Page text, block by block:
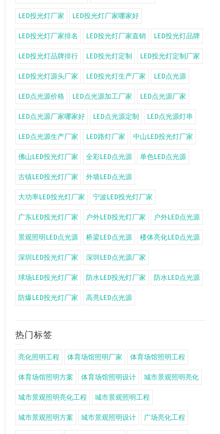
LED投光灯厂家 LED投光灯厂家哪家好
LED投光灯厂家排名 LED投光灯厂家直销 LED投光灯品牌
LED投光灯品牌排行 LED投光灯定制 LED投光灯定制厂家
LED投光灯源头厂家 LED投光灯生产厂家 LED点光源
LED点光源价格 LED点光源加工厂家 LED点光源厂家
LED点光源厂家哪家好 LED点光源定制 LED点光源灯串
LED点光源生产厂家 LED路灯厂家 中山LED投光灯厂家
佛山LED投光灯厂家 全彩LED点光源 单色LED点光源
古镇LED投光灯厂家 外墙LED点光源
大功率LED投光灯厂家 宁波LED投光灯厂家
广东LED投光灯厂家 户外LED投光灯厂家 户外LED点光源
景观照明LED点光源 桥梁LED点光源 楼体亮化LED点光源
深圳LED投光灯厂家 深圳LED点光源厂家
球场LED投光灯厂家 防水LED投光灯厂家 防水LED点光源
防爆LED投光灯厂家 高亮LED点光源
热门标签
亮化照明工程 体育场馆照明厂家 体育场馆照明工程
体育场馆照明方案 体育场馆照明设计 城市景观照明亮化
城市景观照明亮化工程 城市景观照明工程
城市景观照明方案 城市景观照明设计 广场亮化工程